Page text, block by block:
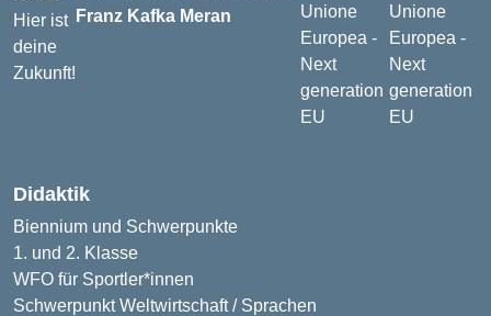
Franz Kafka Meran
Didaktik
Biennium und Schwerpunkte
1. und 2. Klasse
WFO für Sportler*innen
Schwerpunkt Weltwirtschaft / Sprachen